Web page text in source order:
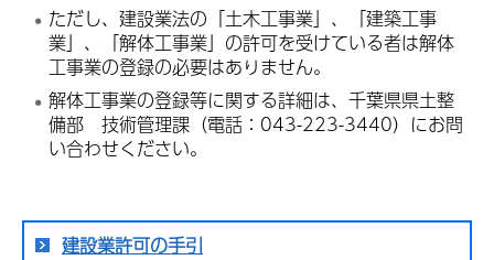
ただし、建設業法の「土木工事業」、「建築工事
業」、「解体工事業」の許可を受けている者は解体
工事業の登録の必要はありません。
解体工事業の登録等に関する詳細は、千葉県県土整
備部 技術管理課（電話：043-223-3440）にお問
い合わせください。
建設業許可の手引